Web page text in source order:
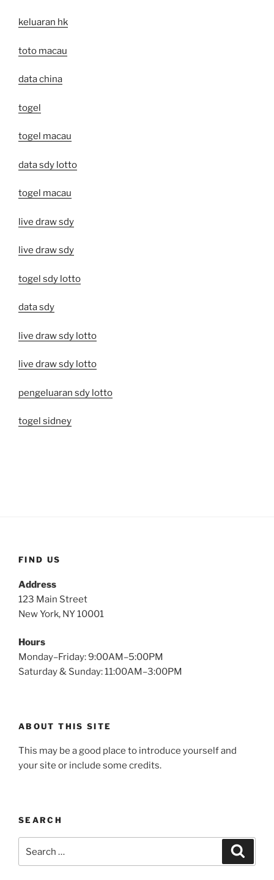
keluaran hk
toto macau
data china
togel
togel macau
data sdy lotto
togel macau
live draw sdy
live draw sdy
togel sdy lotto
data sdy
live draw sdy lotto
live draw sdy lotto
pengeluaran sdy lotto
togel sidney
FIND US
Address
123 Main Street
New York, NY 10001
Hours
Monday–Friday: 9:00AM–5:00PM
Saturday & Sunday: 11:00AM–3:00PM
ABOUT THIS SITE
This may be a good place to introduce yourself and
your site or include some credits.
SEARCH
for: